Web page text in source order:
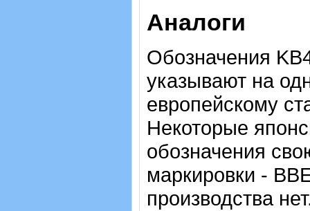
Аналоги
Обозначения
указывают на
европейскому
Некоторые
обозначения
маркировки -
производства